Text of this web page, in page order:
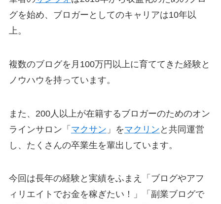
グを始め、ブロガーとしてのキャリアは10年以
上。
複数のブログを月100万円以上に育ててきた経験と
ノウハウを持っています。
また、200人以上が在籍するブロガーのためのオン
ラインサロン「 マクサン 」をマクリン と共同運営
し、たくさんの卒業生を輩出しています。
今回は長年の経験と実績をふまえ「ブログやアフ
ィリエイトでお金を稼ぎたい！」「副業ブログで